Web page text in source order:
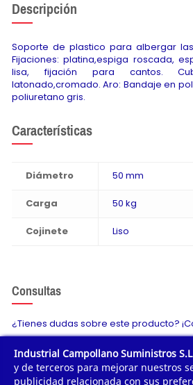
Descripción
Soporte de plastico para albergar
Fijaciones: platina,espiga roscada,
lisa, fijación para cantos.
latonado,cromado. Aro: Bandaje en
poliuretano gris.
Características
Diámetro 50 mm
Carga 50 kg
Cojinete Liso
Consultas
¿Tienes dudas sobre este producto?
Envíanos tu consulta
Industrial Campollano Suministros
y de terceros para mejorar nuestros
publicidad relacionada con sus